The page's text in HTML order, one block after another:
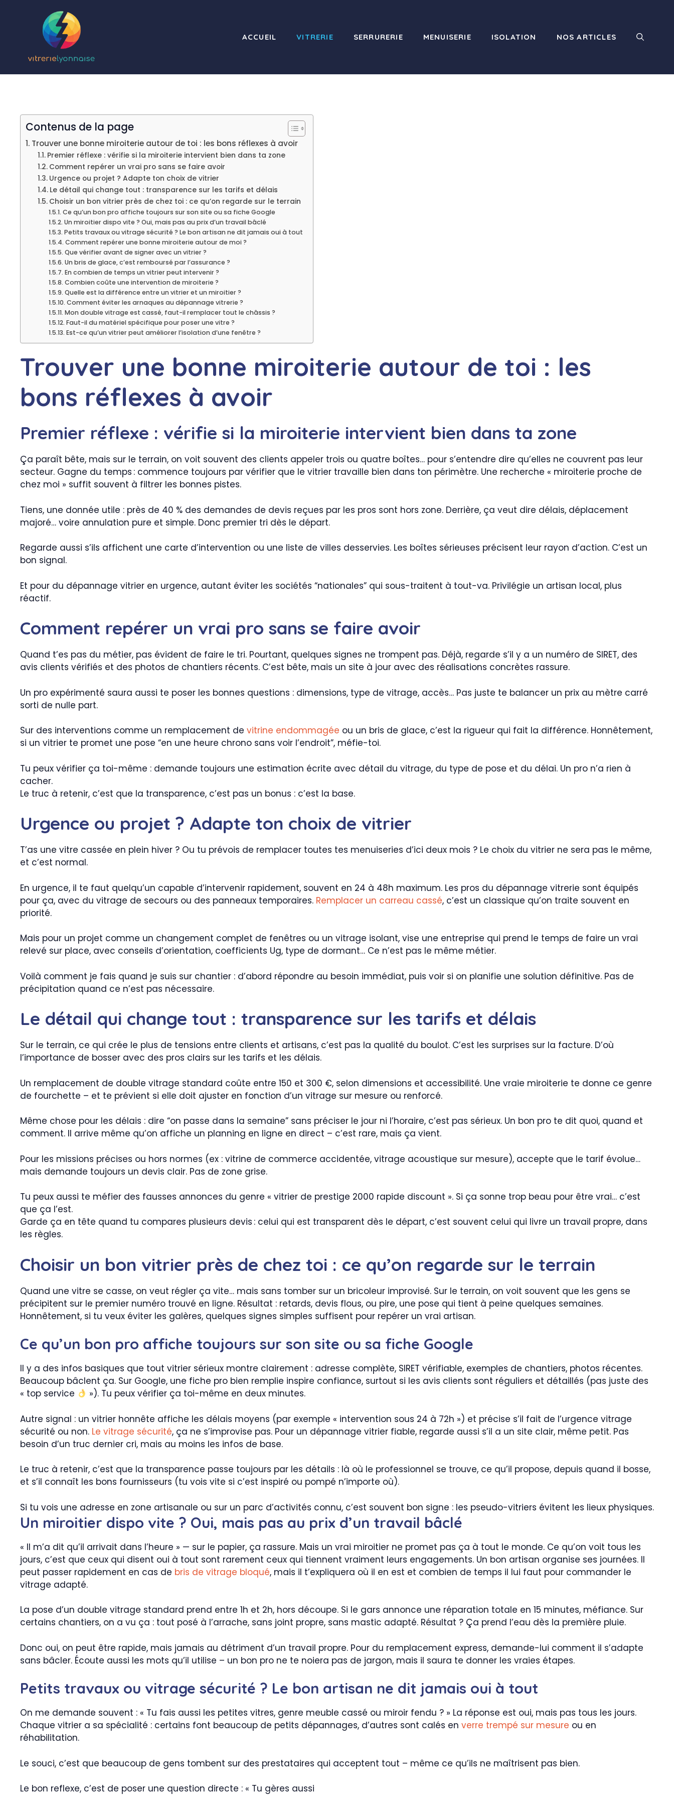
ACCUEIL VITRERIE SERRURERIE MENUISERIE ISOLATION NOS ARTICLES
Contenus de la page
Trouver une bonne miroiterie autour de toi : les bons réflexes à avoir
Premier réflexe : vérifie si la miroiterie intervient bien dans ta zone
Comment repérer un vrai pro sans se faire avoir
Urgence ou projet ? Adapte ton choix de vitrier
Le détail qui change tout : transparence sur les tarifs et délais
Choisir un bon vitrier près de chez toi : ce qu’on regarde sur le terrain
Ce qu’un bon pro affiche toujours sur son site ou sa fiche Google
Un miroitier dispo vite ? Oui, mais pas au prix d’un travail bâclé
Petits travaux ou vitrage sécurité ? Le bon artisan ne dit jamais oui à tout
Comment repérer une bonne miroiterie autour de moi ?
Que vérifier avant de signer avec un vitrier ?
Un bris de glace, c’est remboursé par l’assurance ?
En combien de temps un vitrier peut intervenir ?
Combien coûte une intervention de miroiterie ?
Quelle est la différence entre un vitrier et un miroitier ?
Comment éviter les arnaques au dépannage vitrerie ?
Mon double vitrage est cassé, faut-il remplacer tout le châssis ?
Faut-il du matériel spécifique pour poser une vitre ?
Est-ce qu’un vitrier peut améliorer l’isolation d’une fenêtre ?
Trouver une bonne miroiterie autour de toi : les
bons réflexes à avoir
Premier réflexe : vérifie si la miroiterie intervient bien dans ta zone
Ça paraît bête, mais sur le terrain, on voit souvent des clients appeler trois ou quatre boîtes… pour s’entendre dire qu’elles ne couvrent pas leur
secteur. Gagne du temps : commence toujours par vérifier que le vitrier travaille bien dans ton périmètre. Une recherche « miroiterie proche de
chez moi » suffit souvent à filtrer les bonnes pistes.
Tiens, une donnée utile : près de 40 % des demandes de devis reçues par les pros sont hors zone. Derrière, ça veut dire délais, déplacement
majoré… voire annulation pure et simple. Donc premier tri dès le départ.
Regarde aussi s’ils affichent une carte d’intervention ou une liste de villes desservies. Les boîtes sérieuses précisent leur rayon d’action. C’est un
bon signal.
Et pour du dépannage vitrier en urgence, autant éviter les sociétés “nationales” qui sous-traitent à tout-va. Privilégie un artisan local, plus
réactif.
Comment repérer un vrai pro sans se faire avoir
Quand t’es pas du métier, pas évident de faire le tri. Pourtant, quelques signes ne trompent pas. Déjà, regarde s’il y a un numéro de SIRET, des
avis clients vérifiés et des photos de chantiers récents. C’est bête, mais un site à jour avec des réalisations concrètes rassure.
Un pro expérimenté saura aussi te poser les bonnes questions : dimensions, type de vitrage, accès… Pas juste te balancer un prix au mètre carré
sorti de nulle part.
Sur des interventions comme un remplacement de vitrine endommagée ou un bris de glace, c’est la rigueur qui fait la différence. Honnêtement,
si un vitrier te promet une pose “en une heure chrono sans voir l’endroit”, méfie-toi.
Tu peux vérifier ça toi-même : demande toujours une estimation écrite avec détail du vitrage, du type de pose et du délai. Un pro n’a rien à
cacher.
Le truc à retenir, c’est que la transparence, c’est pas un bonus : c’est la base.
Urgence ou projet ? Adapte ton choix de vitrier
T’as une vitre cassée en plein hiver ? Ou tu prévois de remplacer toutes tes menuiseries d’ici deux mois ? Le choix du vitrier ne sera pas le même,
et c’est normal.
En urgence, il te faut quelqu’un capable d’intervenir rapidement, souvent en 24 à 48h maximum. Les pros du dépannage vitrerie sont équipés
pour ça, avec du vitrage de secours ou des panneaux temporaires. Remplacer un carreau cassé, c’est un classique qu’on traite souvent en
priorité.
Mais pour un projet comme un changement complet de fenêtres ou un vitrage isolant, vise une entreprise qui prend le temps de faire un vrai
relevé sur place, avec conseils d’orientation, coefficients Ug, type de dormant… Ce n’est pas le même métier.
Voilà comment je fais quand je suis sur chantier : d’abord répondre au besoin immédiat, puis voir si on planifie une solution définitive. Pas de
précipitation quand ce n’est pas nécessaire.
Le détail qui change tout : transparence sur les tarifs et délais
Sur le terrain, ce qui crée le plus de tensions entre clients et artisans, c’est pas la qualité du boulot. C’est les surprises sur la facture. D’où
l’importance de bosser avec des pros clairs sur les tarifs et les délais.
Un remplacement de double vitrage standard coûte entre 150 et 300 €, selon dimensions et accessibilité. Une vraie miroiterie te donne ce genre
de fourchette – et te prévient si elle doit ajuster en fonction d’un vitrage sur mesure ou renforcé.
Même chose pour les délais : dire “on passe dans la semaine” sans préciser le jour ni l’horaire, c’est pas sérieux. Un bon pro te dit quoi, quand et
comment. Il arrive même qu’on affiche un planning en ligne en direct – c’est rare, mais ça vient.
Pour les missions précises ou hors normes (ex : vitrine de commerce accidentée, vitrage acoustique sur mesure), accepte que le tarif évolue…
mais demande toujours un devis clair. Pas de zone grise.
Tu peux aussi te méfier des fausses annonces du genre « vitrier de prestige 2000 rapide discount ». Si ça sonne trop beau pour être vrai… c’est
que ça l’est.
Garde ça en tête quand tu compares plusieurs devis : celui qui est transparent dès le départ, c’est souvent celui qui livre un travail propre, dans
les règles.
Choisir un bon vitrier près de chez toi : ce qu’on regarde sur le terrain
Quand une vitre se casse, on veut régler ça vite… mais sans tomber sur un bricoleur improvisé. Sur le terrain, on voit souvent que les gens se
précipitent sur le premier numéro trouvé en ligne. Résultat : retards, devis flous, ou pire, une pose qui tient à peine quelques semaines.
Honnêtement, si tu veux éviter les galères, quelques signes simples suffisent pour repérer un vrai artisan.
Ce qu’un bon pro affiche toujours sur son site ou sa fiche Google
Il y a des infos basiques que tout vitrier sérieux montre clairement : adresse complète, SIRET vérifiable, exemples de chantiers, photos récentes.
Beaucoup bâclent ça. Sur Google, une fiche pro bien remplie inspire confiance, surtout si les avis clients sont réguliers et détaillés (pas juste des
« top service
»). Tu peux vérifier ça toi-même en deux minutes.
Autre signal : un vitrier honnête affiche les délais moyens (par exemple « intervention sous 24 à 72h ») et précise s’il fait de l’urgence vitrage
sécurité ou non. Le vitrage sécurité, ça ne s’improvise pas. Pour un dépannage vitrier fiable, regarde aussi s’il a un site clair, même petit. Pas
besoin d’un truc dernier cri, mais au moins les infos de base.
Le truc à retenir, c’est que la transparence passe toujours par les détails : là où le professionnel se trouve, ce qu’il propose, depuis quand il bosse,
et s’il connaît les bons fournisseurs (tu vois vite si c’est inspiré ou pompé n’importe où).
Si tu vois une adresse en zone artisanale ou sur un parc d’activités connu, c’est souvent bon signe : les pseudo-vitriers évitent les lieux physiques.
Un miroitier dispo vite ? Oui, mais pas au prix d’un travail bâclé
« Il m’a dit qu’il arrivait dans l’heure » — sur le papier, ça rassure. Mais un vrai miroitier ne promet pas ça à tout le monde. Ce qu’on voit tous les
jours, c’est que ceux qui disent oui à tout sont rarement ceux qui tiennent vraiment leurs engagements. Un bon artisan organise ses journées. Il
peut passer rapidement en cas de bris de vitrage bloqué, mais il t’expliquera où il en est et combien de temps il lui faut pour commander le
vitrage adapté.
La pose d’un double vitrage standard prend entre 1h et 2h, hors découpe. Si le gars annonce une réparation totale en 15 minutes, méfiance. Sur
certains chantiers, on a vu ça : tout posé à l’arrache, sans joint propre, sans mastic adapté. Résultat ? Ça prend l’eau dès la première pluie.
Donc oui, on peut être rapide, mais jamais au détriment d’un travail propre. Pour du remplacement express, demande-lui comment il s’adapte
sans bâcler. Écoute aussi les mots qu’il utilise – un bon pro ne te noiera pas de jargon, mais il saura te donner les vraies étapes.
Petits travaux ou vitrage sécurité ? Le bon artisan ne dit jamais oui à tout
On me demande souvent : « Tu fais aussi les petites vitres, genre meuble cassé ou miroir fendu ? » La réponse est oui, mais pas tous les jours.
Chaque vitrier a sa spécialité : certains font beaucoup de petits dépannages, d’autres sont calés en verre trempé sur mesure ou en
réhabilitation.
Le souci, c’est que beaucoup de gens tombent sur des prestataires qui acceptent tout – même ce qu’ils ne maîtrisent pas bien.
Le bon reflexe, c’est de poser une question directe : « Tu gères aussi